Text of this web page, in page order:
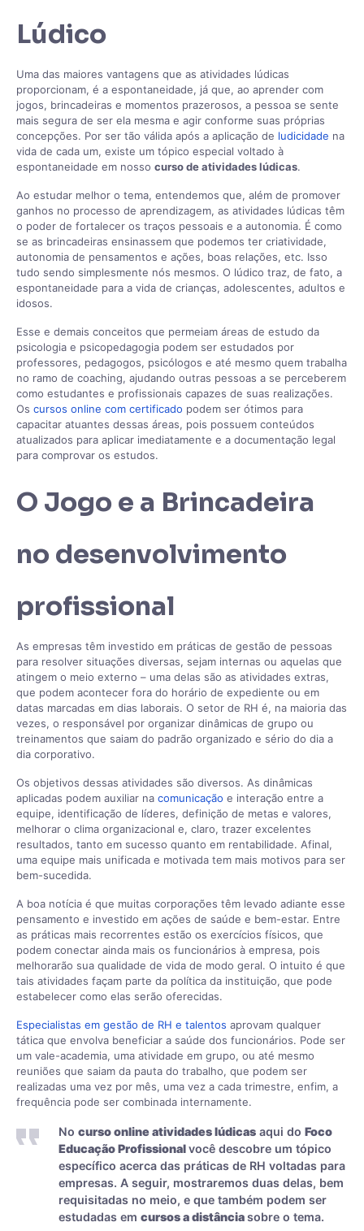
Lúdico
Uma das maiores vantagens que as atividades lúdicas
proporcionam, é a espontaneidade, já que, ao aprender com
jogos, brincadeiras e momentos prazerosos, a pessoa se sente
mais segura de ser ela mesma e agir conforme suas próprias
concepções. Por ser tão válida após a aplicação de ludicidade na
vida de cada um, existe um tópico especial voltado à
espontaneidade em nosso curso de atividades lúdicas.
Ao estudar melhor o tema, entendemos que, além de promover
ganhos no processo de aprendizagem, as atividades lúdicas têm
o poder de fortalecer os traços pessoais e a autonomia. É como
se as brincadeiras ensinassem que podemos ter criatividade,
autonomia de pensamentos e ações, boas relações, etc. Isso
tudo sendo simplesmente nós mesmos. O lúdico traz, de fato, a
espontaneidade para a vida de crianças, adolescentes, adultos e
idosos.
Esse e demais conceitos que permeiam áreas de estudo da
psicologia e psicopedagogia podem ser estudados por
professores, pedagogos, psicólogos e até mesmo quem trabalha
no ramo de coaching, ajudando outras pessoas a se perceberem
como estudantes e profissionais capazes de suas realizações.
Os cursos online com certificado podem ser ótimos para
capacitar atuantes dessas áreas, pois possuem conteúdos
atualizados para aplicar imediatamente e a documentação legal
para comprovar os estudos.
O Jogo e a Brincadeira
no desenvolvimento
profissional
As empresas têm investido em práticas de gestão de pessoas
para resolver situações diversas, sejam internas ou aquelas que
atingem o meio externo – uma delas são as atividades extras,
que podem acontecer fora do horário de expediente ou em
datas marcadas em dias laborais. O setor de RH é, na maioria das
vezes, o responsável por organizar dinâmicas de grupo ou
treinamentos que saiam do padrão organizado e sério do dia a
dia corporativo.
Os objetivos dessas atividades são diversos. As dinâmicas
aplicadas podem auxiliar na comunicação e interação entre a
equipe, identificação de líderes, definição de metas e valores,
melhorar o clima organizacional e, claro, trazer excelentes
resultados, tanto em sucesso quanto em rentabilidade. Afinal,
uma equipe mais unificada e motivada tem mais motivos para ser
bem-sucedida.
A boa notícia é que muitas corporações têm levado adiante esse
pensamento e investido em ações de saúde e bem-estar. Entre
as práticas mais recorrentes estão os exercícios físicos, que
podem conectar ainda mais os funcionários à empresa, pois
melhorarão sua qualidade de vida de modo geral. O intuito é que
tais atividades façam parte da política da instituição, que pode
estabelecer como elas serão oferecidas.
Especialistas em gestão de RH e talentos aprovam qualquer
tática que envolva beneficiar a saúde dos funcionários. Pode ser
um vale-academia, uma atividade em grupo, ou até mesmo
reuniões que saiam da pauta do trabalho, que podem ser
realizadas uma vez por mês, uma vez a cada trimestre, enfim, a
frequência pode ser combinada internamente.
No curso online atividades lúdicas aqui do Foco
Educação Profissionalvocê descobre um tópico
específico acerca das práticas de RH voltadas para
empresas. A seguir, mostraremos duas delas, bem
requisitadas no meio, e que também podem ser
estudadas em cursos a distânciasobre o tema.